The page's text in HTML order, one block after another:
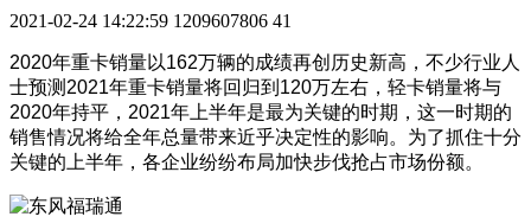
2021-02-24 14:22:59 1209607806 41
2020年重卡销量以162万辆的成绩再创历史新高，不少行业人
士预测2021年重卡销量将回归到120万左右， 轻卡销量将与
2020年持平，2021年上半年是最为关键的时期，这一时期的
销售情况将给全年总量带来近乎决定性的影响。为了抓住十分
关键的上半年，各企业纷纷布局加快步伐抢占市场份额。